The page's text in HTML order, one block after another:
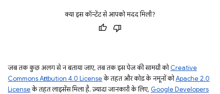
क्या इस कॉन्टेंट से आपको मदद मिली?
जब तक कुछ अलग से न बताया जाए, तब तक इस पेज की सामग्री कोCreative
Commons Attribution 4.0 Licenseके तहत और कोड के नमूनों कोApache 2.0
Licenseके तहत लाइसेंस मिला है. ज़्यादा जानकारी के लिए, Google Developers